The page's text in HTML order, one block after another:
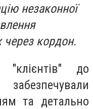
незаконної
через кордон.
"клієнтів" до
та детально